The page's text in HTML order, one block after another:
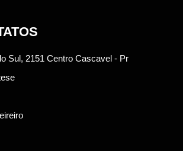
Sul, 2151 Centro Cascavel - Pr